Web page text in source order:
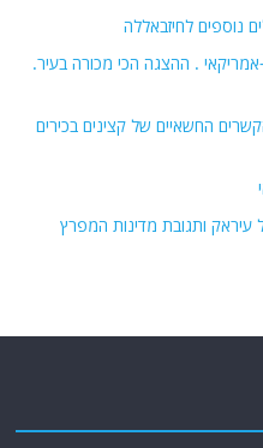
נוספים לחיזבאללה
אמריקאי . ההצגה הכי מכורה בעיר.
החשאיים של קצינים בכירים
ותגובת מדינות המפרץ